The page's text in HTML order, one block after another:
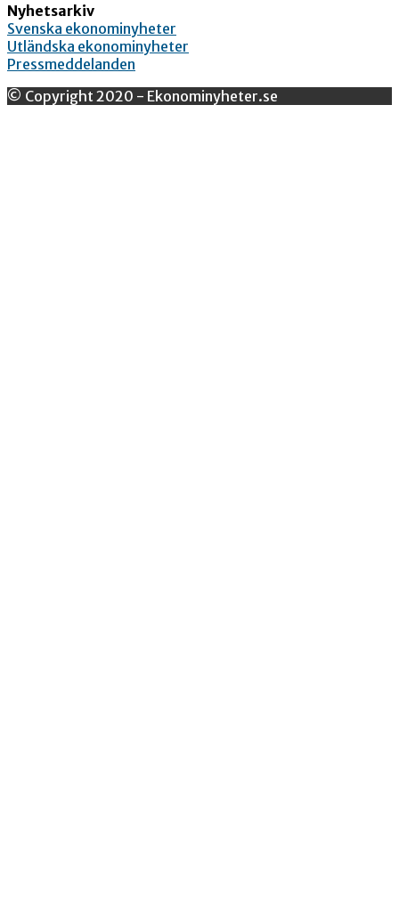
Nyhetsarkiv
Svenska ekonominyheter
Utländska ekonominyheter
Pressmeddelanden
© Copyright 2020 - Ekonominyheter.se